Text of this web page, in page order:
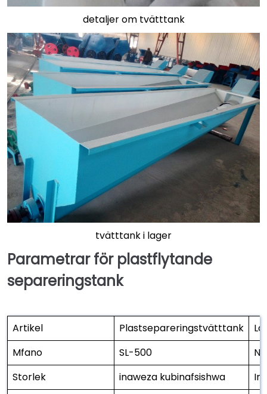
detaljer om tvätttank
tvätttank i lager
Parametrar för plastflytande
separeringstank
Artikel Plastsepareringstvätttank
Mfano
SL-500
Storlek
inaweza kubinafsishwa